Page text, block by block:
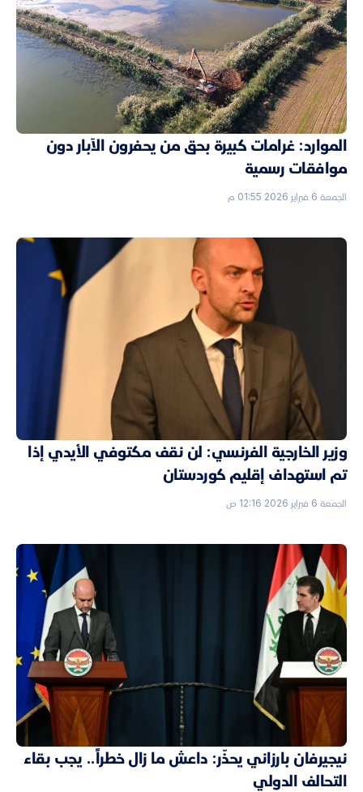
الموارد: غرامات كبيرة بحق من يحفرون الآبار دون
موافقات رسمية
الجمعة 6 فبراير 2026 01:55 م
وزير الخارجية الفرنسي: لن نقف مكتوفي الأيدي إذا
تم استهداف إقليم كوردستان
الجمعة 6 فبراير 2026 12:16 ص
نيجيرفان بارزاني يحذّر: داعش ما زال خطراً.. يجب بقاء
التحالف الدولي